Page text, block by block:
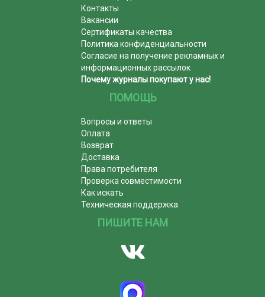
Контакты
Вакансии
Сертификаты качества
Политика конфиденциальности
Согласие на получение рекламных и
информационных рассылок
Почему журналы покупают у нас!
ПОМОЩЬ
Вопросы и ответы
Оплата
Возврат
Доставка
Права потребителя
Проверка совместимости
Как искать
Техническая поддержка
ПИШИТЕ НАМ